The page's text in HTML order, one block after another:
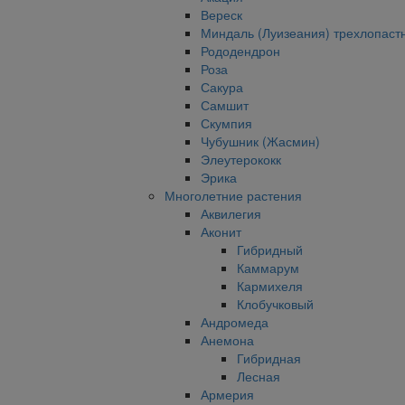
Вереск
Миндаль (Луизеания)
Рододендрон
Роза
Сакура
Самшит
Скумпия
Чубушник (Жасмин)
Элеутерококк
Эрика
Многолетние растения
Аквилегия
Аконит
Гибридный
Каммарум
Кармихеля
Клобучковый
Андромеда
Анемона
Гибридная
Лесная
Армерия